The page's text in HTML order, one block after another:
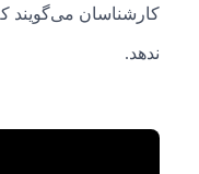
کارشناسان می‌گویند
ندهد.